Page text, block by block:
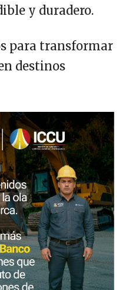
y duradero.
para transformar
destinos